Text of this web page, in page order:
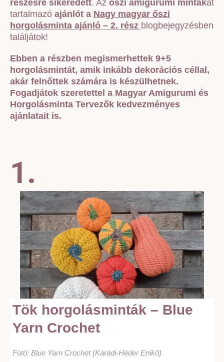
részesre sikeredett. Az őszi amigurumi mintákat
tartalmazó ajánlót a Nagy magyar őszi
horgolásminta ajánló – 2. rész blogbejegyzésben
találjátok!
Ebben a részben megismerhettek 9+5
horgolásmintát, amik inkább dekorációs céllal,
akár felnőttek számára is készülhetnek.
Fogadjátok szeretettel a Magyar Amigurumi és
Horgolásminta Tervezők kedvezményes
ajánlatait is.
1.
Tök horgolásminták – Blue
Yarn Crochet
Fotó: Blue Yarn Crochet (Karádi-Héder Enikő)